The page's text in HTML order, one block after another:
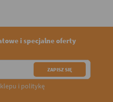
i specjalne oferty
i politykę